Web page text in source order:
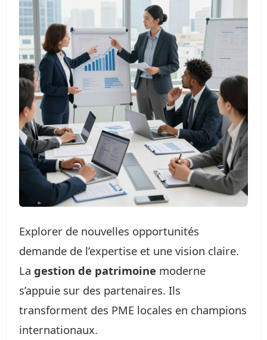
Explorer de nouvelles opportunités
demande de l’expertise et une vision claire.
La gestion de patrimoine moderne
s’appuie sur des partenaires. Ils
transforment des PME locales en champions
internationaux.